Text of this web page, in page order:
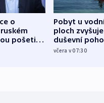
o
pošetilé,
Pobyt u
ploch zvyšuje
duševní
ukázala
včera v 07:30